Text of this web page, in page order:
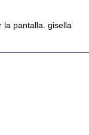
la pantalla. gisella